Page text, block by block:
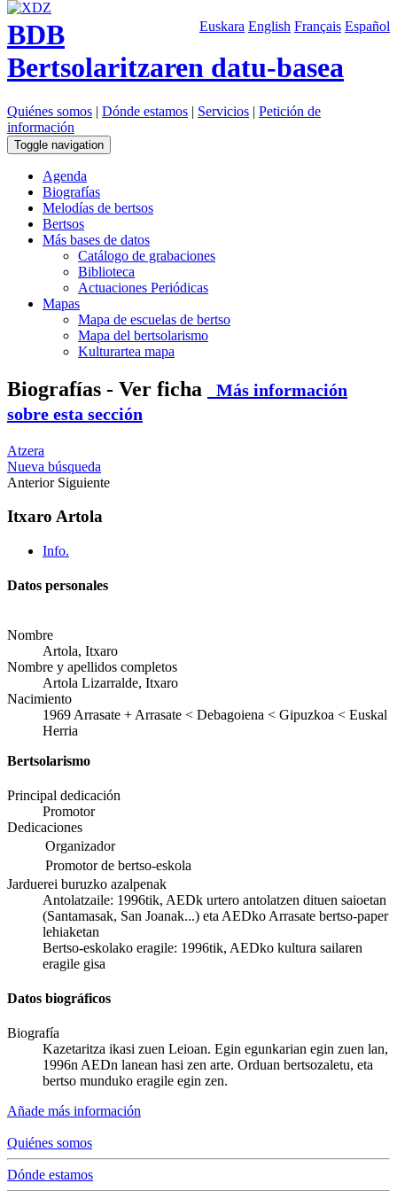
Euskara English Français Español
BDB
Bertsolaritzaren datu-basea
Quiénes somos | Dónde estamos | Servicios | Petición de
información
Toggle navigation
Agenda
Biografías
Melodías de bertsos
Bertsos
Más bases de datos
Catálogo de grabaciones
Biblioteca
Actuaciones Periódicas
Mapas
Mapa de escuelas de bertso
Mapa del bertsolarismo
Kulturartea mapa
Biografías - Ver ficha
Más información
sobre esta sección
Atzera
Nueva búsqueda
Anterior Siguiente
Itxaro Artola
Info.
Datos personales
Nombre
Artola, Itxaro
Nombre y apellidos completos
Artola Lizarralde, Itxaro
Nacimiento
1969 Arrasate + Arrasate < Debagoiena < Gipuzkoa < Euskal
Herria
Bertsolarismo
Principal dedicación
Promotor
Dedicaciones
Organizador
Promotor de bertso-eskola
Jarduerei buruzko azalpenak
Antolatzaile: 1996tik, AEDk urtero antolatzen dituen saioetan
(Santamasak, San Joanak...) eta AEDko Arrasate bertso-paper
lehiaketan
Bertso-eskolako eragile: 1996tik, AEDko kultura sailaren
eragile gisa
Datos biográficos
Biografía
Kazetaritza ikasi zuen Leioan. Egin egunkarian egin zuen lan,
1996n AEDn lanean hasi zen arte. Orduan bertsozaletu, eta
bertso munduko eragile egin zen.
Añade más información
Quiénes somos
Dónde estamos